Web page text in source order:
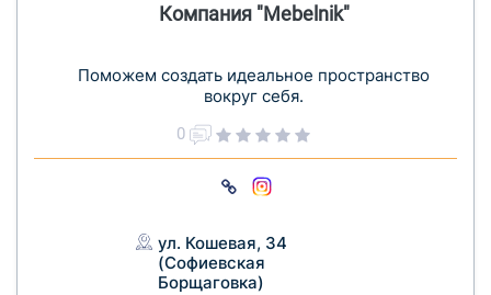
Компания "Mebelnik"
Поможем создать идеальное пространство
вокруг себя.
0
ул. Кошевая, 34
(Софиевская
Борщаговка)